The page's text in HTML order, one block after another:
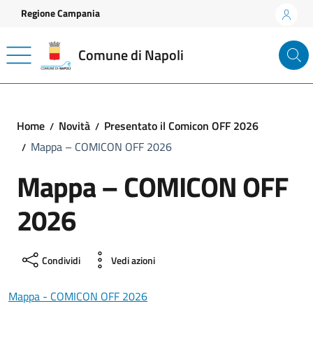
Vai ai contenuti
Vai al footer
Regione Campania
Comune di Napoli
Home Novità
Presentato il Comicon OFF 2026
Mappa – COMICON OFF 2026
Mappa – COMICON OFF
2026
Condividi Vedi azioni
Mappa - COMICON OFF 2026